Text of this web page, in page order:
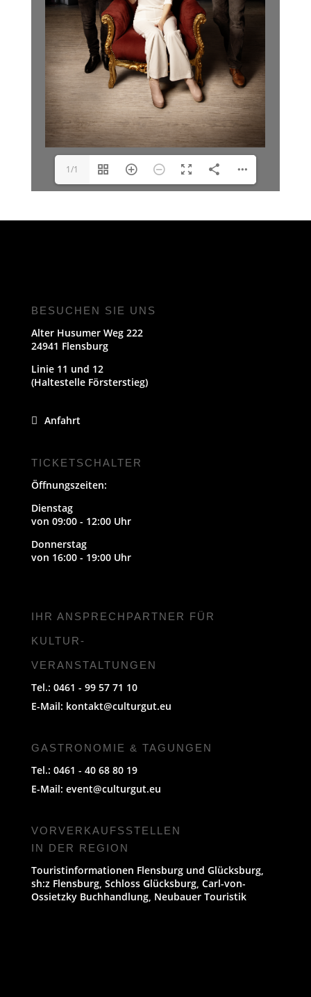
1/1
BESUCHEN SIE UNS
Alter Husumer Weg 222
24941 Flensburg
Linie 11 und 12
(Haltestelle Försterstieg)
Anfahrt
TICKETSCHALTER
Öffnungszeiten:
Dienstag
von 09:00 - 12:00 Uhr
Donnerstag
von 16:00 - 19:00 Uhr
IHR ANSPRECHPARTNER FÜR
KULTUR-
VERANSTALTUNGEN
Tel.: 0461 - 99 57 71 10
E-Mail: kontakt@culturgut.eu
GASTRONOMIE & TAGUNGEN
Tel.: 0461 - 40 68 80 19
E-Mail: event@culturgut.eu
VORVERKAUFS­STELLEN
IN DER REGION
Touristinformationen Flensburg und Glücksburg,
sh:z Flensburg, Schloss Glücksburg, Carl-von-
Ossietzky Buchhandlung, Neubauer Touristik